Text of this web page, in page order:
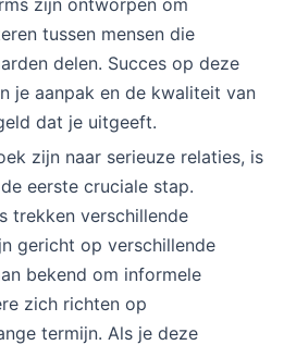
tussen mensen die
delen. Succes op deze
je aanpak en de kwaliteit van
dat je uitgeeft.
zijn naar serieuze relaties, is
eerste cruciale stap.
trekken verschillende
gericht op verschillende
bekend om informele
zich richten op
termijn. Als je deze